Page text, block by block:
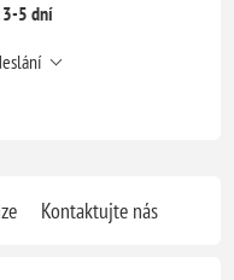
3-5 dní
Kontaktujte nás